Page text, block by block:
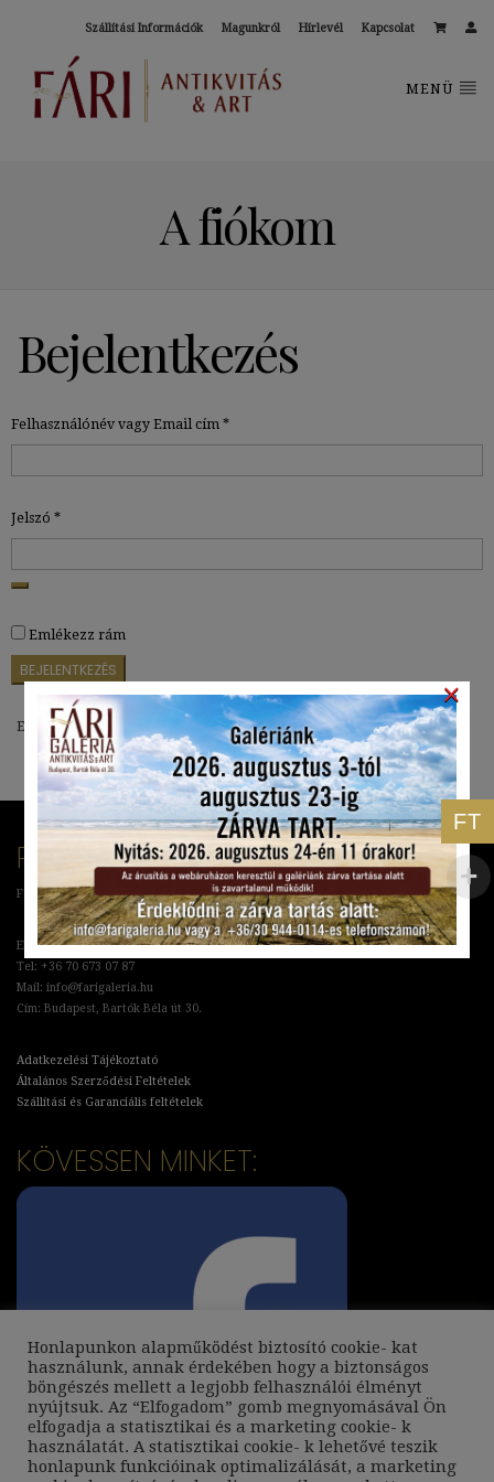
Szállítási Információk Magunkról Hírlevél Kapcsolat
MENÜ
A fiókom
Bejelentkezés
Felhasználónév vagy Email cím *Kötelező
Jelszó *Kötelező
Emlékezz rám
BEJELENTKEZÉS
Elfelejtett jelszó?
RÓLUNK
Fári Antikvitás & Art Galéria
Elérhetőségek:
Tel: +36 70 673 07 87
Mail: info@farigaleria.hu
Cím: Budapest, Bartók Béla út 30.
Adatkezelési Tájékoztató
Általános Szerződési Feltételek
Szállítási és Garanciális feltételek
KÖVESSEN MINKET:
Honlapunkon alapműködést biztosító cookie- kat
használunk, annak érdekében hogy a biztonságos
böngészés mellett a legjobb felhasználói élményt
nyújtsuk. Az “Elfogadom” gomb megnyomásával Ön
elfogadja a statisztikai és a marketing cookie- k
használatát. A statisztikai cookie- k lehetővé teszik
honlapunk funkcióinak optimalizálását, a marketing
FT
×